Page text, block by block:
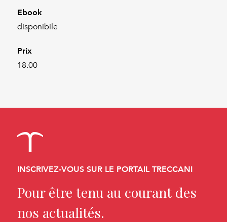
Ebook
disponibile
Prix
18.00
INSCRIVEZ-VOUS SUR LE PORTAIL TRECCANI
Pour être tenu au courant des
nos actualités.